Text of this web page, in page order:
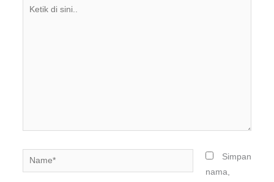
Name*
Simpan
nama,